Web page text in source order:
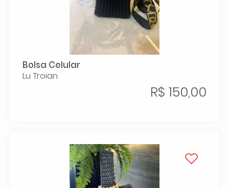
Bolsa Celular
Lu Troian
R$ 150,00